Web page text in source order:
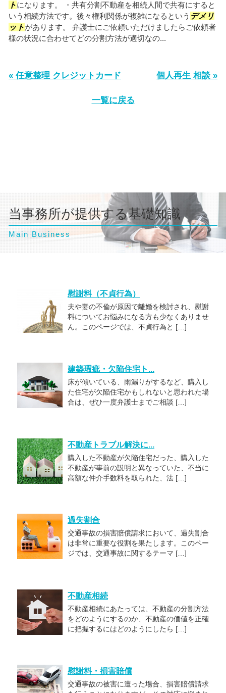
トになります。 ・共有分割不動産を相続人間で共有にすると
いう相続方法です。後々権利関係が複雑になるという デメリ
ットがあります。 弁護士にご依頼いただけましたらご依頼者
様の状況に合わせてどの分割方法が適切なの...
« 任意整理 クレジットカード 個人再生 相談 »
一覧に戻る
当事務所が提供する基礎知識
Main Business
慰謝料（不貞行為）
夫や妻の不倫が原因で離婚を検討され、慰謝
料についてお悩みになる方も少なくありませ
ん。このページでは、不貞行為と […]
建築瑕疵・欠陥住宅ト...
床が傾いている、雨漏りがするなど、購入し
た住宅が欠陥住宅かもしれないと思われた場
合は、ぜひ一度弁護士までご相談 […]
不動産トラブル解決に...
購入した不動産が欠陥住宅だった、購入した
不動産が事前の説明と異なっていた、不当に
高額な仲介手数料を取られた、法 […]
過失割合
交通事故の損害賠償請求において、過失割合
は非常に重要な役割を果たします。このペー
ジでは、交通事故に関するテーマ […]
不動産相続
不動産相続にあたっては、不動産の分割方法
をどのようにするのか、不動産の価値を正確
に把握するにはどのようにしたら […]
慰謝料・損害賠償
交通事故の被害に遭った場合、損害賠償請求